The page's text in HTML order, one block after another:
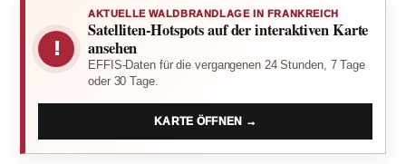
!
AKTUELLE WALDBRANDLAGE IN FRANKREICH
Satelliten-Hotspots auf der interaktiven Karte
ansehen
EFFIS-Daten für die vergangenen 24 Stunden, 7 Tage
oder 30 Tage.
KARTE ÖFFNEN →